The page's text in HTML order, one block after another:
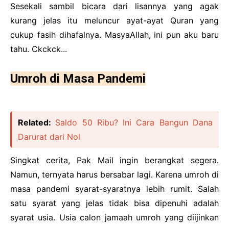
Sesekali sambil bicara dari lisannya yang agak
kurang jelas itu meluncur ayat-ayat Quran yang
cukup fasih dihafalnya. MasyaAllah, ini pun aku baru
tahu. Ckckck...
Umroh di Masa Pandemi
Related: Saldo 50 Ribu? Ini Cara Bangun Dana
Darurat dari Nol
Singkat cerita, Pak Mail ingin berangkat segera.
Namun, ternyata harus bersabar lagi. Karena umroh di
masa pandemi syarat-syaratnya lebih rumit. Salah
satu syarat yang jelas tidak bisa dipenuhi adalah
syarat usia. Usia calon jamaah umroh yang diijinkan